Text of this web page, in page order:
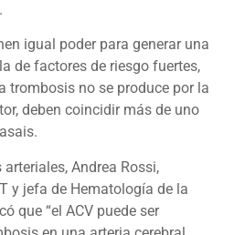
igual poder para generar una
de factores de riesgo fuertes,
trombosis no se produce por la
deben coincidir más de uno
Andrea Rossi,
y jefa de Hematología de la
que “el ACV puede ser